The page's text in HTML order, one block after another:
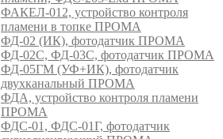
ФАКЕЛ-012, устройство контроля
пламени в топке ПРОМА
ФД-02 (ИК), фотодатчик ПРОМА
ФД-02С, ФД-03С, фотодатчик ПРОМА
ФД-05ГМ (УФ+ИК), фотодатчик
двухканальный ПРОМА
ФДА, устройство контроля пламени
ПРОМА
ФДС-01, ФДС-01Г, фотодатчик